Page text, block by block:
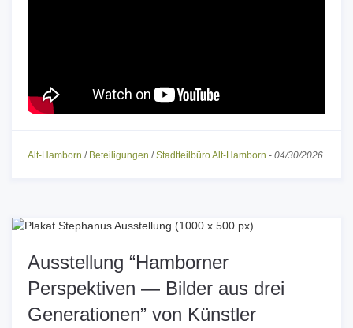
Ausstellung “Hamborner
Perspektiven — Bilder aus drei